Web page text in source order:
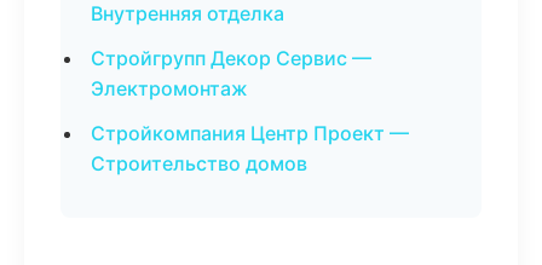
Внутренняя отделка
Стройгрупп Декор Сервис —
Электромонтаж
Стройкомпания Центр Проект —
Строительство домов